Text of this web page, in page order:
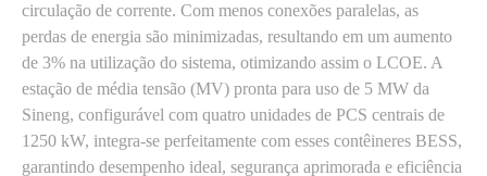
circulação de corrente. Com menos conexões paralelas, as
perdas de energia são minimizadas, resultando em um aumento
de 3% na utilização do sistema, otimizando assim o LCOE. A
estação de média tensão (MV) pronta para uso de 5 MW da
Sineng, configurável com quatro unidades de PCS centrais de
1250 kW, integra-se perfeitamente com esses contêineres BESS,
garantindo desempenho ideal, segurança aprimorada e eficiência